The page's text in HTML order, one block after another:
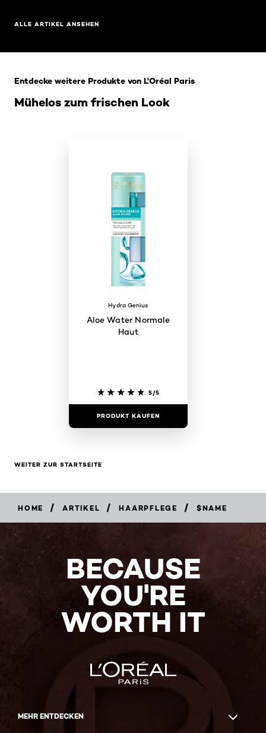
ALLE ARTIKEL ANSEHEN
Mühelos zum frischen Look
Entdecke weitere Produkte von L'Oréal Paris
Hydra Genius
Aloe Water Normale
Haut
5/5
PRODUKT KAUFEN
WEITER ZUR STARTSEITE
HOME / ARTIKEL / HAARPFLEGE / $NAME
BECAUSE
YOU'RE
WORTH IT
MEHR ENTDECKEN